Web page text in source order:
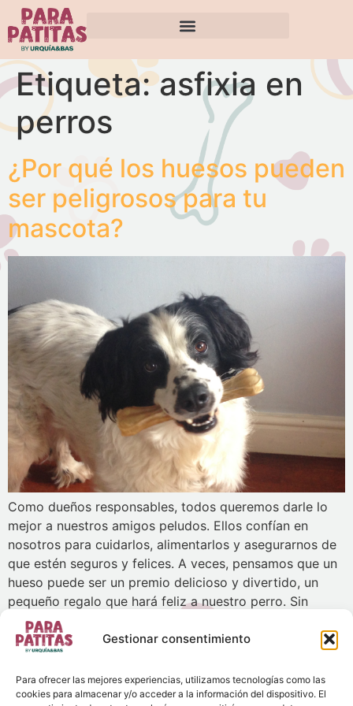
Gestionar consentimiento
Para ofrecer las mejores experiencias, utilizamos tecnologías como las
cookies para almacenar y/o acceder a la información del dispositivo. El
Etiqueta:asfixia en
perros
¿Por qué los huesos pueden
ser peligrosos para tu
mascota?
Como dueños responsables, todos queremos darle lo
mejor a nuestros amigos peludos. Ellos confían en
nosotros para cuidarlos, alimentarlos y asegurarnos de
que estén seguros y felices. A veces, pensamos que un
hueso puede ser un premio delicioso y divertido, un
pequeño regalo que hará feliz a nuestro perro. Sin
embargo, aunque puede parecer inofensivo, […]
General Brito, 2 4a planta